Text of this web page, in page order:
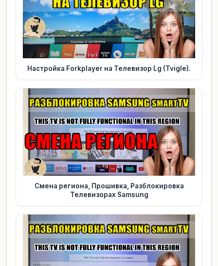
Настройка Forkplayer на Телевизор Lg (Tvigle).
Смена региона, Прошивка, Разблокировка
Телевизорах Samsung